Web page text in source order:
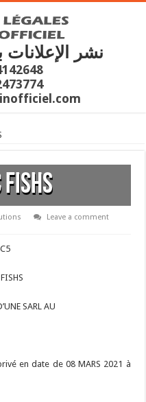
نشر
FISHS
Leave a comment
SARL AU
en date de 08 MARS 2021 à